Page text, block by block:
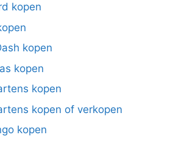
kopen
kopen
kopen
kopen
kopen of verkopen
kopen